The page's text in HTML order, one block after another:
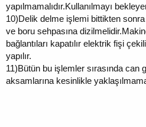
yapılmamalıdır.Kullanılmayı
10)Delik delme işlemi bittikten
ve boru sehpasına
bağlantıları kapatılır elektrik fişi
yapılır.
11)Bütün bu işlemler sırasında can
aksamlarına kesinlikle